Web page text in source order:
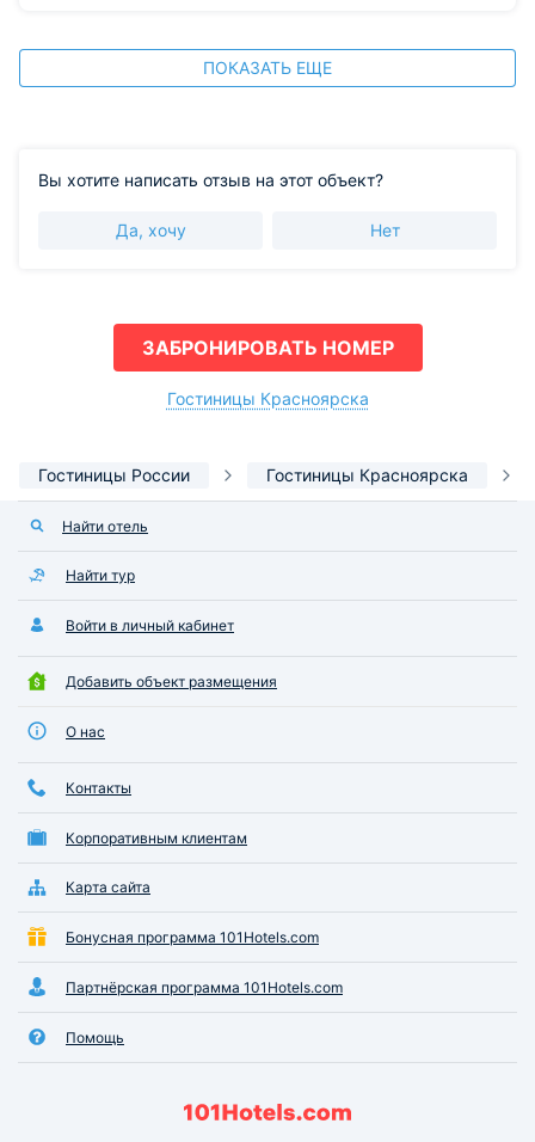
ПОКАЗАТЬ ЕЩЕ
Вы хотите написать отзыв на этот объект?
Да, хочу Нет
ЗАБРОНИРОВАТЬ НОМЕР
Гостиницы Красноярска
Гостиницы России Гостиницы Красноярска
Найти отель
Найти тур
Войти в личный кабинет
Добавить объект размещения
О нас
Контакты
Корпоративным клиентам
Карта сайта
Бонусная программа 101Hotels.com
Партнёрская программа 101Hotels.com
Помощь